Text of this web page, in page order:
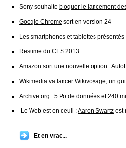
Sony souhaite bloquer le lancement
Google Chrome sort en version 24
Les smartphones et tablettes
Résumé du CES 2013
Amazon sort une nouvelle option :
Wikimedia va lancer Wikivoyage, un
Archive.org : 5 Po de données et 240
Le Web est en deuil :Aaron Swartz est
Et en vrac...